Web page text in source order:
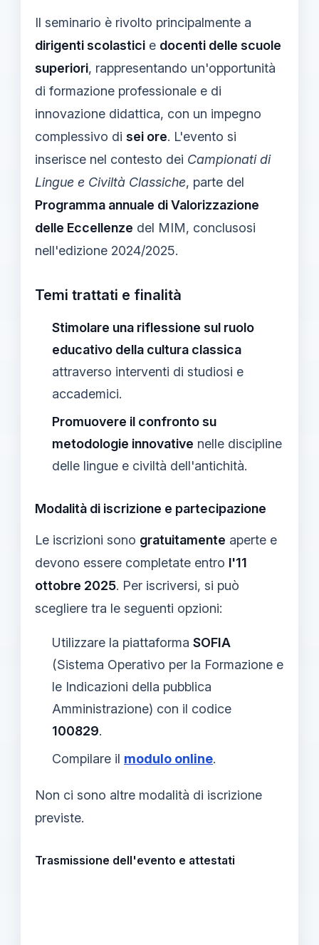
Il seminario è rivolto principalmente a
dirigenti scolastici e docenti delle scuole
superiori, rappresentando un'opportunità
di formazione professionale e di
innovazione didattica, con un impegno
complessivo di sei ore. L'evento si
inserisce nel contesto dei Campionati di
Lingue e Civiltà Classiche, parte del
Programma annuale di Valorizzazione
delle Eccellenze del MIM, conclusosi
nell'edizione 2024/2025.
Temi trattati e finalità
Stimolare una riflessione sul ruolo
educativo della cultura classica
attraverso interventi di studiosi e
accademici.
Promuovere il confronto su
metodologie innovative nelle discipline
delle lingue e civiltà dell'antichità.
Modalità di iscrizione e partecipazione
Le iscrizioni sono gratuitamente aperte e
devono essere completate entro l'11
ottobre 2025. Per iscriversi, si può
scegliere tra le seguenti opzioni:
Utilizzare la piattaforma SOFIA
(Sistema Operativo per la Formazione e
le Indicazioni della pubblica
Amministrazione) con il codice
100829.
Compilare il modulo online.
Non ci sono altre modalità di iscrizione
previste.
Trasmissione dell'evento e attestati